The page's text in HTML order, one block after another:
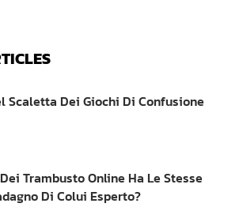
Scaletta Dei Giochi Di Confusione
Trambusto Online Ha Le Stesse
Di Colui Esperto?